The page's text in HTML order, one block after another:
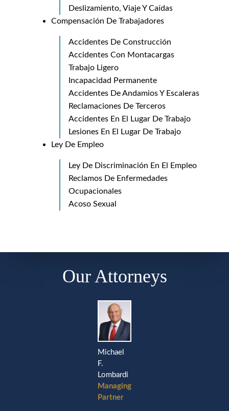
Deslizamiento, Viaje Y Caí­das
Compensación De Trabajadores
Accidentes De Construcción
Accidentes Con Montacargas
Trabajo Ligero
Incapacidad Permanente
Accidentes De Andamios Y Escaleras
Reclamaciones De Terceros
Accidentes En El Lugar De Trabajo
Lesiones En El Lugar De Trabajo
Ley De Empleo
Ley De Discriminación En El Empleo
Reclamos De Enfermedades
Ocupacionales
Acoso Sexual
Our Attorneys
Michael
F.
Lombardi
Managing
Partner